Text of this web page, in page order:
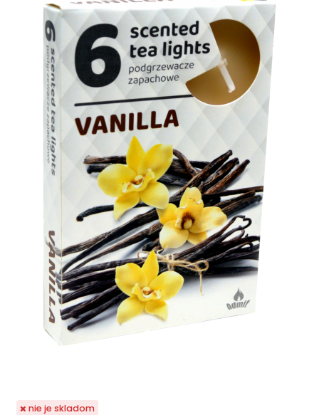
nie je skladom